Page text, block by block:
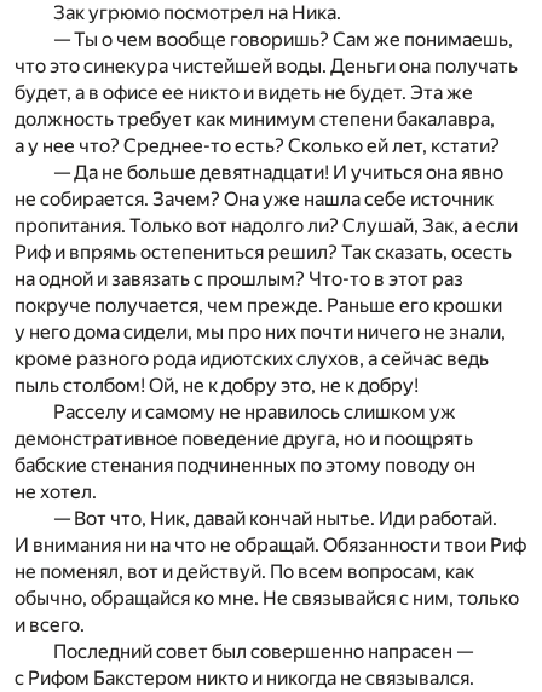
Зак угрюмо посмотрел на Ника.
— Ты о чем вообще говоришь? Сам же понимаешь,
что это синекура чистейшей воды. Деньги она получать
будет, а в офисе ее никто и видеть не будет. Эта же
должность требует как минимум степени бакалавра,
а у нее что? Среднее-то есть? Сколько ей лет, кстати?
— Да не больше девятнадцати! И учиться она явно
не собирается. Зачем? Она уже нашла себе источник
пропитания. Только вот надолго ли? Слушай, Зак, а если
Риф и впрямь остепениться решил? Так сказать, осесть
на одной и завязать с прошлым? Что-то в этот раз
покруче получается, чем прежде. Раньше его крошки
у него дома сидели, мы про них почти ничего не знали,
кроме разного рода идиотских слухов, а сейчас ведь
пыль столбом! Ой, не к добру это, не к добру!
Расселу и самому не нравилось слишком уж
демонстративное поведение друга, но и поощрять
бабские стенания подчиненных по этому поводу он
не хотел.
— Вот что, Ник, давай кончай нытье. Иди работай.
И внимания ни на что не обращай. Обязанности твои Риф
не поменял, вот и действуй. По всем вопросам, как
обычно, обращайся ко мне. Не связывайся с ним, только
и всего.
Последний совет был совершенно напрасен —
с Рифом Бакстером никто и никогда не связывался.